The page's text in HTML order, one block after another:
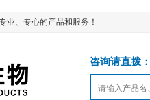
业、专心的产品和服务！
咨询请直拨